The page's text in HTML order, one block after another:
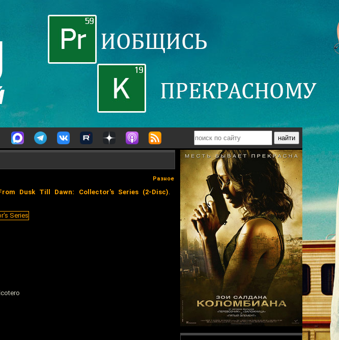
Разное
Dusk Till Dawn: Collector's Series (2-Disc).